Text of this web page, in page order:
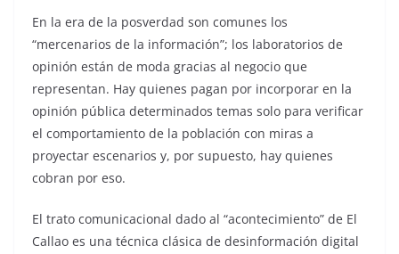
En la era de la posverdad son comunes los
“mercenarios de la información”; los laboratorios de
opinión están de moda gracias al negocio que
representan. Hay quienes pagan por incorporar en la
opinión pública determinados temas solo para verificar
el comportamiento de la población con miras a
proyectar escenarios y, por supuesto, hay quienes
cobran por eso.
El trato comunicacional dado al “acontecimiento” de El
Callao es una técnica clásica de desinformación digital